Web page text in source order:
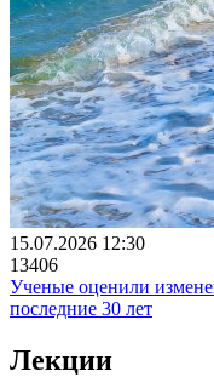
15.07.2026 12:30
13406
Ученые оценили
последние 30 лет
Лекции